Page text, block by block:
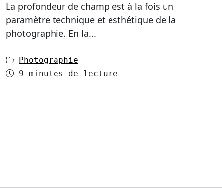
La profondeur de champ est à la fois un
paramètre technique et esthétique de la
photographie. En la...
dans
Photographie
Temps de lecture
9 minutes de lecture